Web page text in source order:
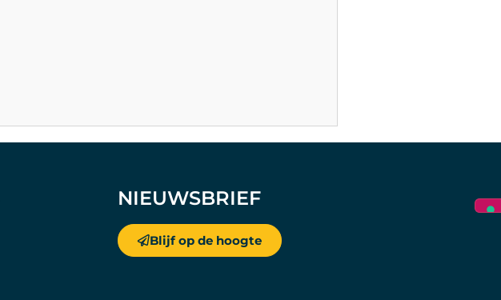
NIEUWSBRIEF
Blijf op de hoogte